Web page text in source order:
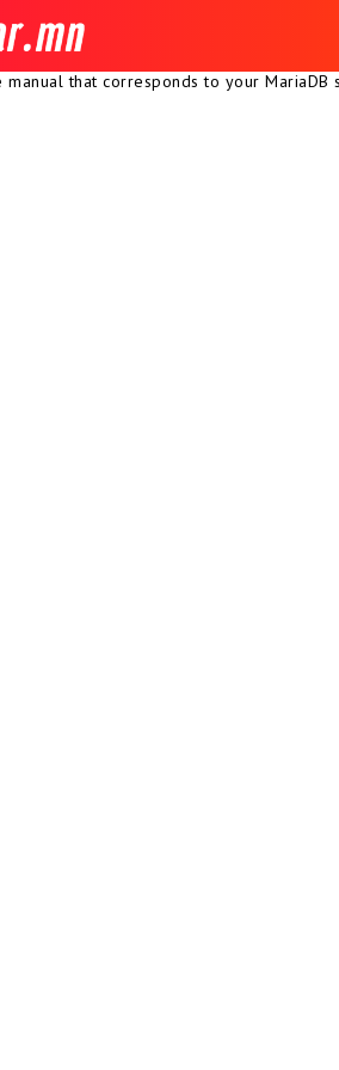
manual that corresponds to your